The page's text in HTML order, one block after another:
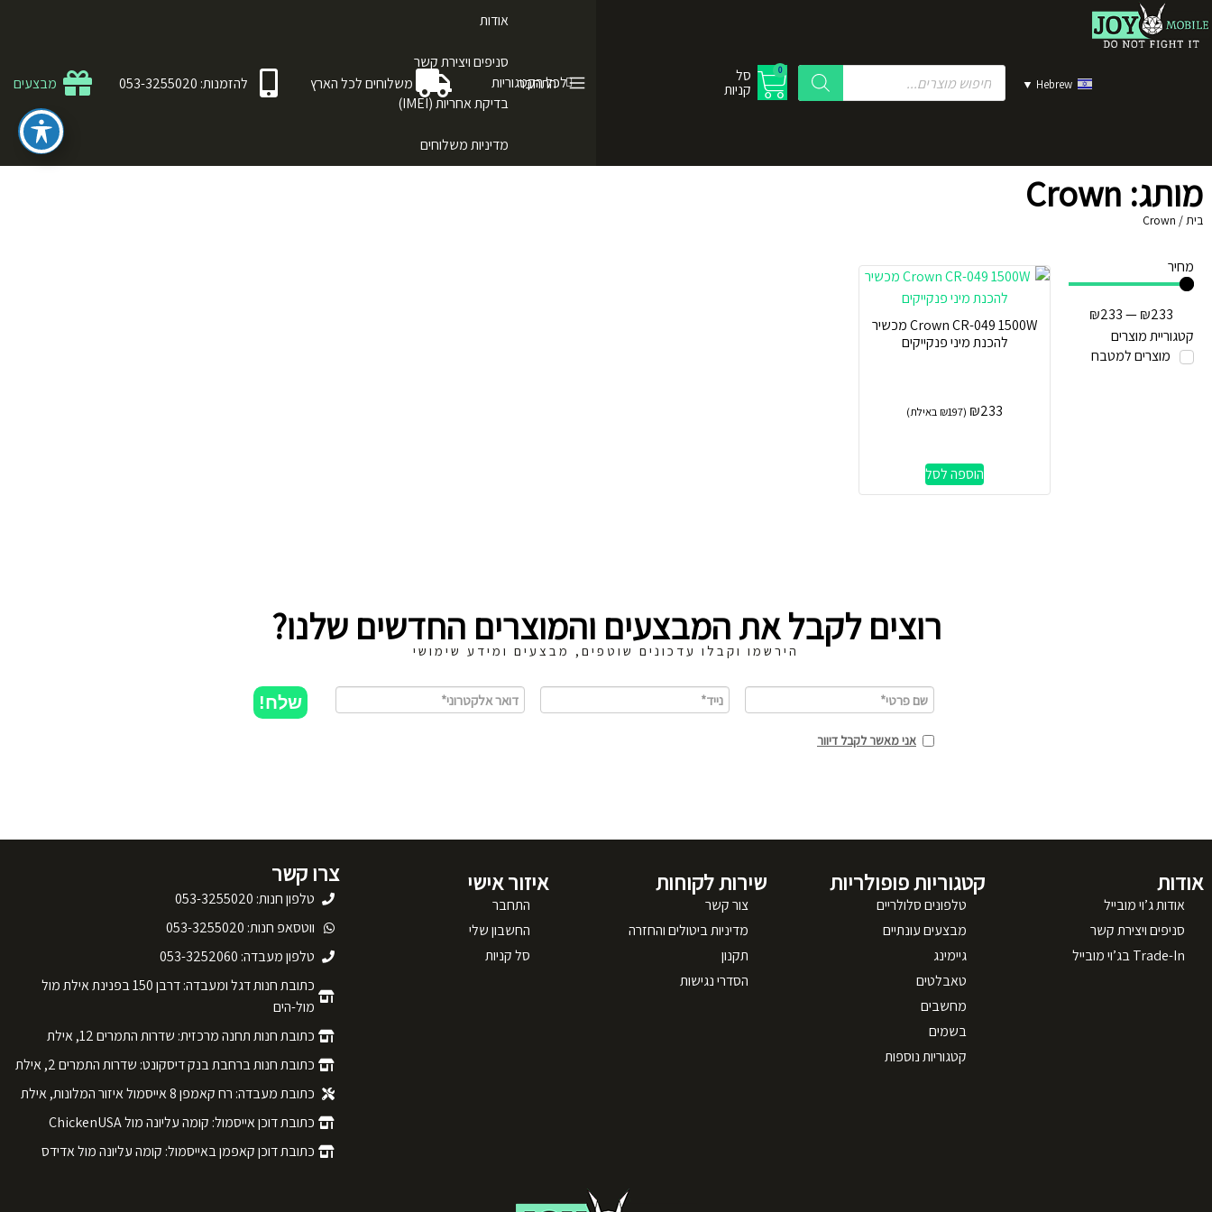
Hebrew
▼
0 סל
קניות לכל הקטגוריות
התחבר
אודות
סניפים ויצירת קשר
בדיקת אחריות (IMEI)
מדיניות משלוחים
משלוחים לכל הארץ להזמנות: 053-3255020 מבצעים
מותג: Crown
בית/
Crown
מחיר
₪233
—
₪233
קטגוריית מוצרים
מוצרים למטבח
Crown CR-049 1500W מכשיר
להכנת מיני פנקייקים
₪233
(
₪197 באילת)
הוספה לסל
רוצים לקבל את המבצעים והמוצרים החדשים שלנו?
הירשמו וקבלו עדכונים שוטפים, מבצעים ומידע שימושי
אני מאשר לקבל דיוור
שלח!
אודות
אודות ג’וי מובייל
סניפים ויצירת קשר
Trade-In בג’וי מובייל
קטגוריות פופולריות
טלפונים סלולריים
מבצעים עונתיים
גיימינג
טאבלטים
מחשבים
בשמים
קטגוריות נוספות
שירות לקוחות
צור קשר
מדיניות ביטולים והחזרה
תקנון
הסדרי נגישות
איזור אישי
התחבר
החשבון שלי
סל קניות
צרו קשר
טלפון חנות: 053-3255020
ווטסאפ חנות: 053-3255020
טלפון מעבדה: 053-3252060
כתובת חנות דגל ומעבדה: דרבן 150 בפנינת אילת מול
מול-הים
כתובת חנות תחנה מרכזית: שדרות התמרים 12, אילת
כתובת חנות ברחבת בנק דיסקונט: שדרות התמרים 2, אילת
כתובת מעבדה: רח קאמפן 8 אייסמול איזור המלונות, אילת
כתובת דוכן אייסמול: קומה עליונה מול ChickenUSA
כתובת דוכן קאפמן באייסמול: קומה עליונה מול אדידס